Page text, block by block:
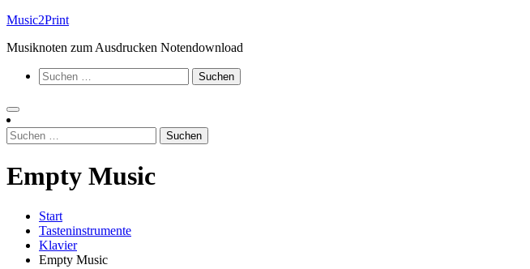
Zum
springen
Music2Print
Musiknoten zum Ausdrucken Notendownload
Suchen
nach:
Suchen
nach:
Empty Music
Start
Tasteninstrumente
Klavier
Empty Music